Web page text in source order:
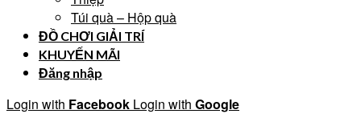
Túi quà – Hộp quà
ĐỒ CHƠI GIẢI TRÍ
KHUYẾN MÃI
Đăng nhập
Login with Facebook Login with Google